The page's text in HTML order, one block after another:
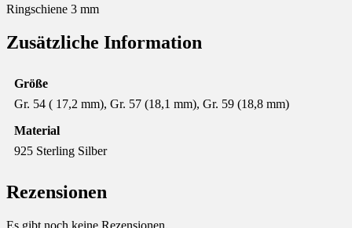
Ringschiene 3 mm
Zusätzliche Information
Größe
Gr. 54 ( 17,2 mm), Gr. 57 (18,1 mm), Gr. 59 (18,8 mm)
Material
925 Sterling Silber
Rezensionen
Es gibt noch keine Rezensionen.